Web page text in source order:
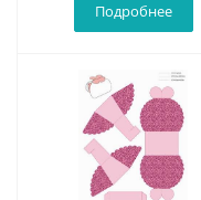
Подробнее